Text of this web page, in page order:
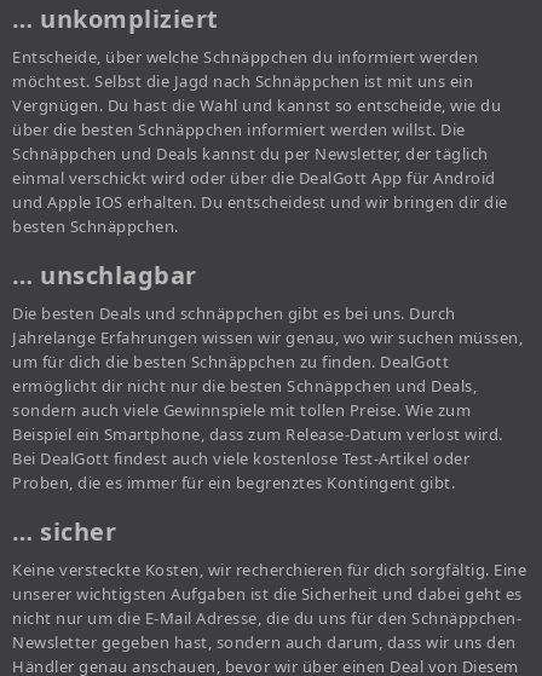
… unkompliziert
Entscheide, über welche Schnäppchen du informiert werden
möchtest. Selbst die Jagd nach Schnäppchen ist mit uns ein
Vergnügen. Du hast die Wahl und kannst so entscheide, wie du
über die besten Schnäppchen informiert werden willst. Die
Schnäppchen und Deals kannst du per Newsletter, der täglich
einmal verschickt wird oder über die DealGott App für Android
und Apple IOS erhalten. Du entscheidest und wir bringen dir die
besten Schnäppchen.
… unschlagbar
Die besten Deals und schnäppchen gibt es bei uns. Durch
Jahrelange Erfahrungen wissen wir genau, wo wir suchen müssen,
um für dich die besten Schnäppchen zu finden. DealGott
ermöglicht dir nicht nur die besten Schnäppchen und Deals,
sondern auch viele Gewinnspiele mit tollen Preise. Wie zum
Beispiel ein Smartphone, dass zum Release-Datum verlost wird.
Bei DealGott findest auch viele kostenlose Test-Artikel oder
Proben, die es immer für ein begrenztes Kontingent gibt.
… sicher
Keine versteckte Kosten, wir recherchieren für dich sorgfältig. Eine
unserer wichtigsten Aufgaben ist die Sicherheit und dabei geht es
nicht nur um die E-Mail Adresse, die du uns für den Schnäppchen-
Newsletter gegeben hast, sondern auch darum, dass wir uns den
Händler genau anschauen, bevor wir über einen Deal von Diesem